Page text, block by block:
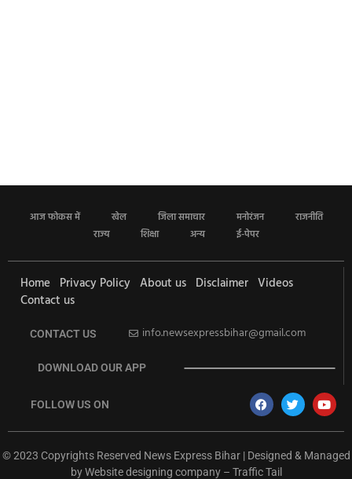
आज फोकस में खेल जिला समाचार मनोरंजन
राजनीति
राज्य
शिक्षा अन्य ई-पेपर
Home Privacy Policy About us Disclaimer Videos
Contact us
CONTACT US info.newsexpressbihar@gmail.com
DOWNLOAD OUR APP
FOLLOW US ON
© 2023 Copyrights Reserved News Express Bihar | Designed & Managed
byWebsite designing company– Traffic Tail